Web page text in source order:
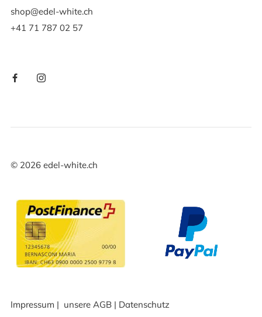
shop@edel-white.ch
+41 71 787 02 57
© 2026edel-white.ch
Impressum | unsere AGB| Datenschutz